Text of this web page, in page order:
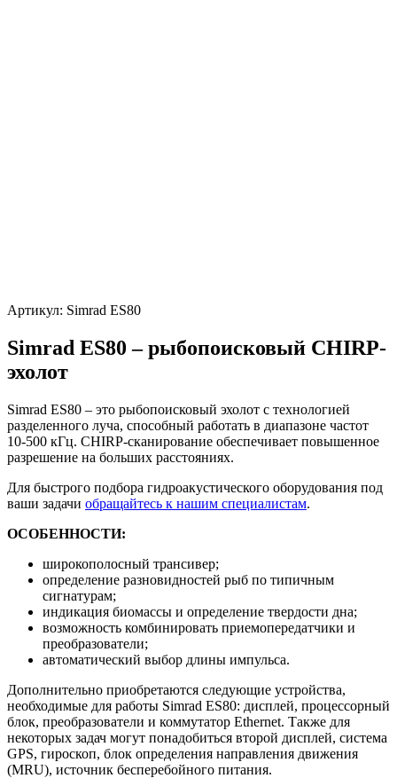
Артикул: Simrad ES80
Simrad ES80 – рыбопоисковый CHIRP-
эхолот
Simrad ES80 – это рыбопоисковый эхолот с технологией
разделенного луча, способный работать в диапазоне частот
10-500 кГц. CHIRP-сканирование обеспечивает повышенное
разрешение на больших расстояниях.
Для быстрого подбора гидроакустического оборудования под
ваши задачи обращайтесь к нашим специалистам.
ОСОБЕННОСТИ:
широкополосный трансивер;
определение разновидностей рыб по типичным
сигнатурам;
индикация биомассы и определение твердости дна;
возможность комбинировать приемопередатчики и
преобразователи;
автоматический выбор длины импульса.
Дополнительно приобретаются следующие устройства,
необходимые для работы Simrad ES80: дисплей, процессорный
блок, преобразователи и коммутатор Ethernet. Также для
некоторых задач могут понадобиться второй дисплей, система
GPS, гироскоп, блок определения направления движения
(MRU), источник бесперебойного питания.